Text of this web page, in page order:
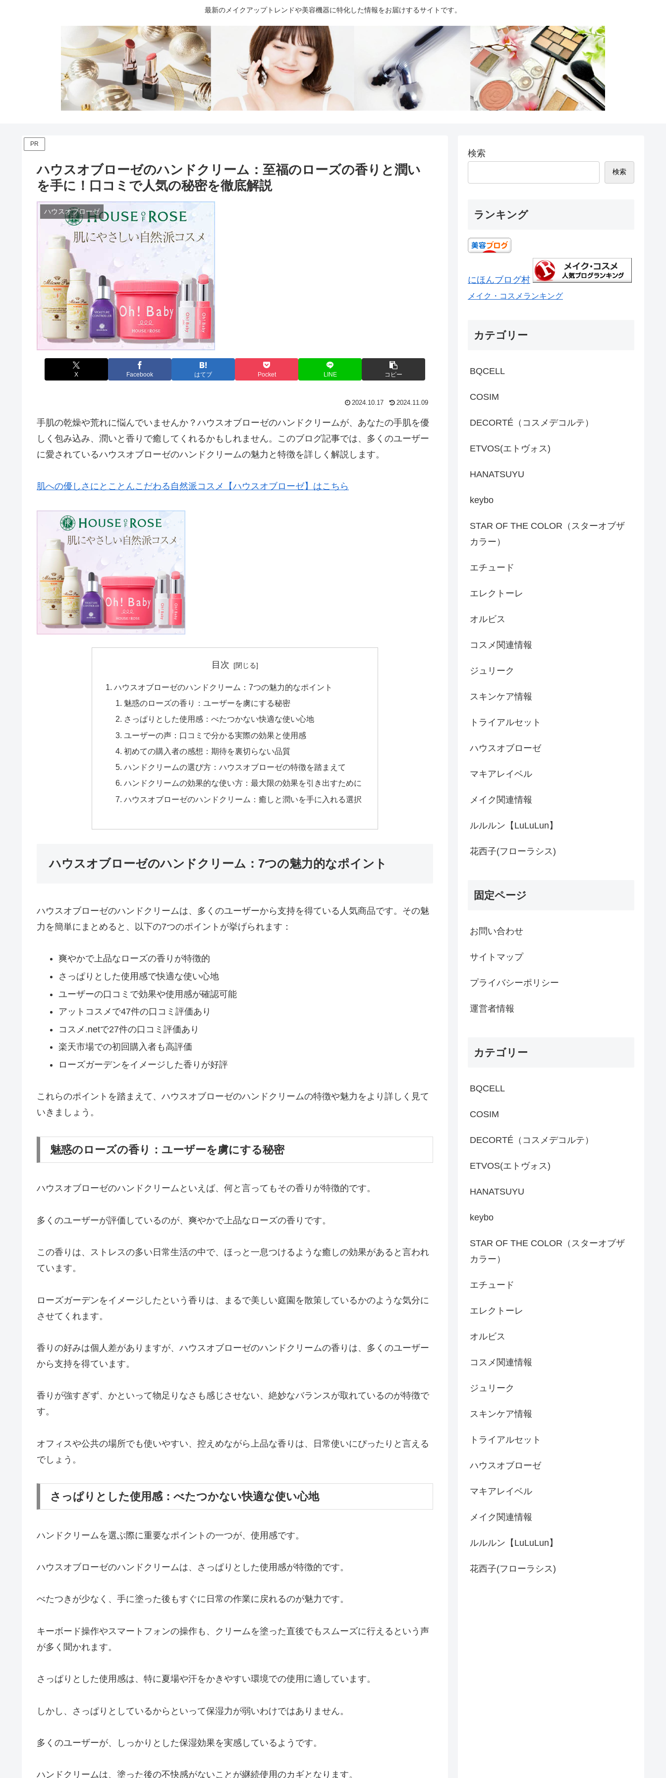
最新のメイクアップトレンドや美容機器に特化した情報をお届けするサイトです。
PR
ハウスオブローゼのハンドクリーム：至福のローズの香りと潤い
を手に！口コミで人気の秘密を徹底解説
ハウスオブローゼ
X Facebook はてブ Pocket LINE コピー
2024.10.17 2024.11.09
手肌の乾燥や荒れに悩んでいませんか？ハウスオブローゼのハンドクリームが、あなたの手肌を優
しく包み込み、潤いと香りで癒してくれるかもしれません。このブログ記事では、多くのユーザー
に愛されているハウスオブローゼのハンドクリームの魅力と特徴を詳しく解説します。
肌への優しさにとことんこだわる自然派コスメ【ハウスオブローゼ】はこちら
目次
ハウスオブローゼのハンドクリーム：7つの魅力的なポイント
魅惑のローズの香り：ユーザーを虜にする秘密
さっぱりとした使用感：べたつかない快適な使い心地
ユーザーの声：口コミで分かる実際の効果と使用感
初めての購入者の感想：期待を裏切らない品質
ハンドクリームの選び方：ハウスオブローゼの特徴を踏まえて
ハンドクリームの効果的な使い方：最大限の効果を引き出すために
ハウスオブローゼのハンドクリーム：癒しと潤いを手に入れる選択
ハウスオブローゼのハンドクリーム：7つの魅力的なポイント
ハウスオブローゼのハンドクリームは、多くのユーザーから支持を得ている人気商品です。その魅
力を簡単にまとめると、以下の7つのポイントが挙げられます：
爽やかで上品なローズの香りが特徴的
さっぱりとした使用感で快適な使い心地
ユーザーの口コミで効果や使用感が確認可能
アットコスメで47件の口コミ評価あり
コスメ.netで27件の口コミ評価あり
楽天市場での初回購入者も高評価
ローズガーデンをイメージした香りが好評
これらのポイントを踏まえて、ハウスオブローゼのハンドクリームの特徴や魅力をより詳しく見て
いきましょう。
魅惑のローズの香り：ユーザーを虜にする秘密
ハウスオブローゼのハンドクリームといえば、何と言ってもその香りが特徴的です。
多くのユーザーが評価しているのが、爽やかで上品なローズの香りです。
この香りは、ストレスの多い日常生活の中で、ほっと一息つけるような癒しの効果があると言われ
ています。
ローズガーデンをイメージしたという香りは、まるで美しい庭園を散策しているかのような気分に
させてくれます。
香りの好みは個人差がありますが、ハウスオブローゼのハンドクリームの香りは、多くのユーザー
から支持を得ています。
香りが強すぎず、かといって物足りなさも感じさせない、絶妙なバランスが取れているのが特徴で
す。
オフィスや公共の場所でも使いやすい、控えめながら上品な香りは、日常使いにぴったりと言える
でしょう。
さっぱりとした使用感：べたつかない快適な使い心地
ハンドクリームを選ぶ際に重要なポイントの一つが、使用感です。
ハウスオブローゼのハンドクリームは、さっぱりとした使用感が特徴的です。
べたつきが少なく、手に塗った後もすぐに日常の作業に戻れるのが魅力です。
キーボード操作やスマートフォンの操作も、クリームを塗った直後でもスムーズに行えるという声
が多く聞かれます。
さっぱりとした使用感は、特に夏場や汗をかきやすい環境での使用に適しています。
しかし、さっぱりとしているからといって保湿力が弱いわけではありません。
多くのユーザーが、しっかりとした保湿効果を実感しているようです。
ハンドクリームは、塗った後の不快感がないことが継続使用のカギとなります。
検索
検索
ランキング
にほんブログ村
メイク・コスメランキング
カテゴリー
BQCELL
COSIM
DECORTÉ（コスメデコルテ）
ETVOS(エトヴォス)
HANATSUYU
keybo
STAR OF THE COLOR（スターオブザ
カラー）
エチュード
エレクトーレ
オルビス
コスメ関連情報
ジュリーク
スキンケア情報
トライアルセット
ハウスオブローゼ
マキアレイベル
メイク関連情報
ルルルン【LuLuLun】
花西子(フローラシス)
固定ページ
お問い合わせ
サイトマップ
プライバシーポリシー
運営者情報
カテゴリー
BQCELL
COSIM
DECORTÉ（コスメデコルテ）
ETVOS(エトヴォス)
HANATSUYU
keybo
STAR OF THE COLOR（スターオブザ
カラー）
エチュード
エレクトーレ
オルビス
コスメ関連情報
ジュリーク
スキンケア情報
トライアルセット
ハウスオブローゼ
マキアレイベル
メイク関連情報
ルルルン【LuLuLun】
花西子(フローラシス)